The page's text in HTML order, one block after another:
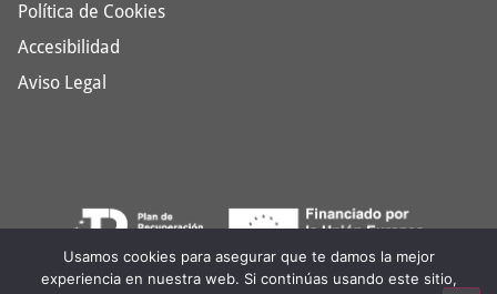
Política de Cookies
Accesibilidad
Aviso Legal
Usamos cookies para asegurar que te damos la mejor
experiencia en nuestra web. Si continúas usando este sitio,